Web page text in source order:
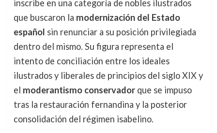
inscribe en una categoría de nobles ilustrados
que buscaron la modernización del Estado
español sin renunciar a su posición privilegiada
dentro del mismo. Su figura representa el
intento de conciliación entre los ideales
ilustrados y liberales de principios del siglo XIX y
el moderantismo conservadorque se impuso
tras la restauración fernandina y la posterior
consolidación del régimen isabelino.